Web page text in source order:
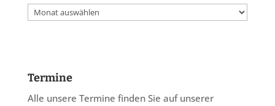
Archiv
Termine
Alle unsere Termine finden Sie auf unserer